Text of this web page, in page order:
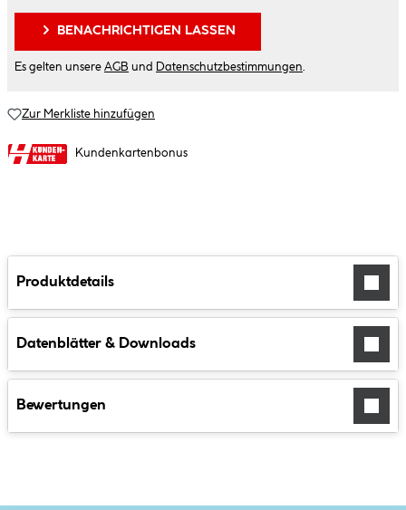
BENACHRICHTIGEN LASSEN
Es gelten unsere AGB und Datenschutzbestimmungen
Zur Merkliste hinzufügen
Kundenkartenbonus
Produktdetails
Datenblätter & Downloads
Bewertungen